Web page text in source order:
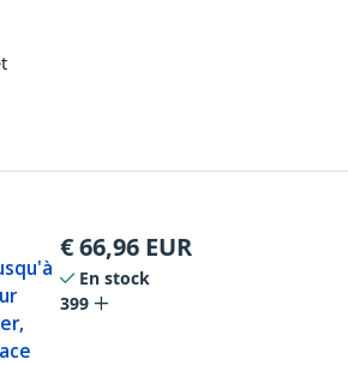
€66,96 EUR
En stock
399